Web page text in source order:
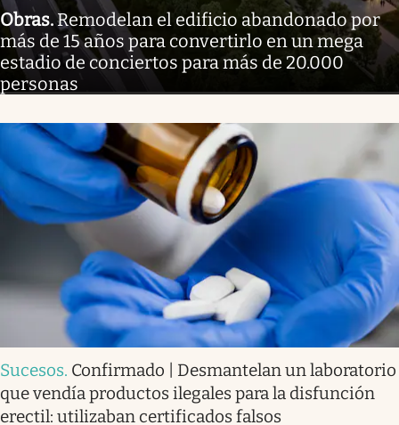
Obras.Remodelan el edificio abandonado por
más de 15 años para convertirlo en un mega
estadio de conciertos para más de 20.000
personas
Sucesos. Confirmado | Desmantelan un laboratorio
que vendía productos ilegales para la disfunción
erectil: utilizaban certificados falsos